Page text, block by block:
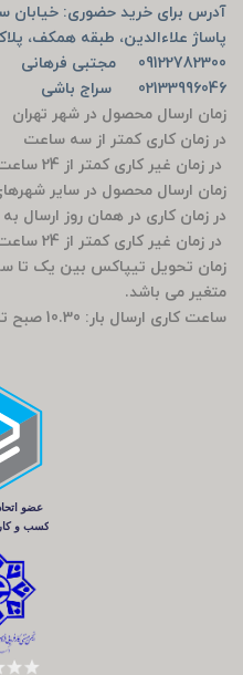
آدرس برای خرید حضوری: خیابان
پاساژ علاءالدین، طبقه همکف،
09122782300 مجتبی فرهانی
02133996046 سراج باشی
زمان ارسال محصول در شهر تهران
در زمان کاری کمتر از سه ساعت
در زمان غیر کاری کمتر از 24 ساعت
زمان ارسال محصول در سایر
در زمان کاری در همان روز
در زمان غیر کاری کمتر از 24 ساعت ارسال به پست و تیپاکس
زمان تحویل تیپاکس بین یک تا
متغیر می باشد.
ساعت کاری ارسال بار: 10.30 صبح تا 8 شب